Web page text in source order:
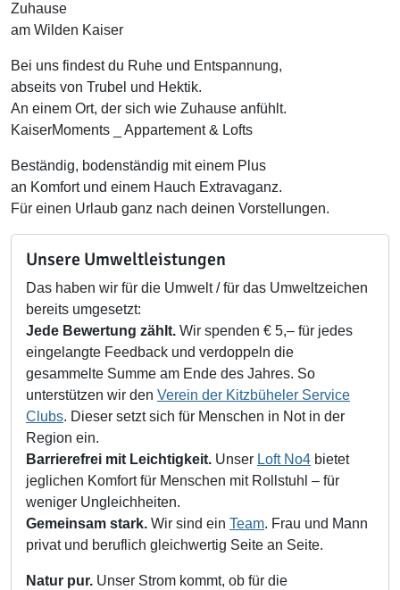
Zuhause
am Wilden Kaiser
Bei uns findest du Ruhe und Entspannung,
abseits von Trubel und Hektik.
An einem Ort, der sich wie Zuhause anfühlt.
KaiserMoments _ Appartement & Lofts
Beständig, bodenständig mit einem Plus
an Komfort und einem Hauch Extravaganz.
Für einen Urlaub ganz nach deinen Vorstellungen.
Unsere Umweltleistungen
Das haben wir für die Umwelt / für das Umweltzeichen
bereits umgesetzt:
Jede Bewertung zählt. Wir spenden € 5,– für jedes
eingelangte Feedback und verdoppeln die
gesammelte Summe am Ende des Jahres. So
unterstützen wir den Verein der Kitzbüheler Service
Clubs. Dieser setzt sich für Menschen in Not in der
Region ein.
Barrierefrei mit Leichtigkeit. Unser Loft No4 bietet
jeglichen Komfort für Menschen mit Rollstuhl – für
weniger Ungleichheiten.
Gemeinsam stark. Wir sind ein Team. Frau und Mann
privat und beruflich gleichwertig Seite an Seite.
Natur pur. Unser Strom kommt, ob für die